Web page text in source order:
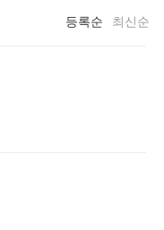
등록순 최신순